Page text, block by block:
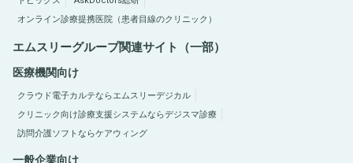
オンライン診療提携医院（患者目線のクリニック）
エムスリーグループ関連サイト（一部）
医療機関向け
クラウド電子カルテならエムスリーデジカル
クリニック向け診療支援システムならデジスマ診療
訪問介護ソフトならケアウィング
一般企業向け